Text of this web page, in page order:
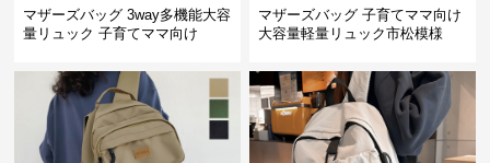
マザーズバッグ 3way多機能大容
量リュック 子育てママ向け
マザーズバッグ 子育てママ向け
大容量軽量リュック市松模様